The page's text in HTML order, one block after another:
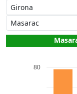
80